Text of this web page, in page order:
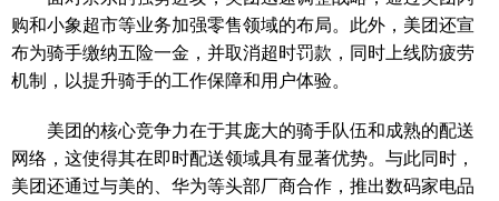
购和小象超市等业务加强零售领域的布局。此外，美团还宣
布为骑手缴纳五险一金，并取消超时罚款，同时上线防疲劳
机制，以提升骑手的工作保障和用户体验。
美团的核心竞争力在于其庞大的骑手队伍和成熟的配送
网络，这使得其在即时配送领域具有显著优势。与此同时，
美团还通过与美的、华为等头部厂商合作，推出数码家电品